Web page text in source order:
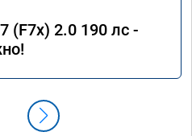
(F7x) 2.0 190 лс -